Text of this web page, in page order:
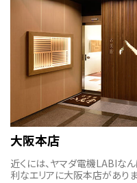
大阪本店
近くには、ヤマダ電機LABIな
利なエリアに大阪本店がありま